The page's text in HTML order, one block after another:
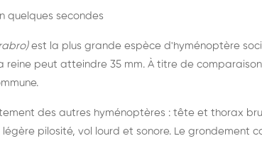
quelques secondes
est la plus grande espèce d'hyménoptère
reine peut atteindre 35 mm. À titre de
des autres hyménoptères : tête et thorax
pilosité, vol lourd et sonore. Le grondement